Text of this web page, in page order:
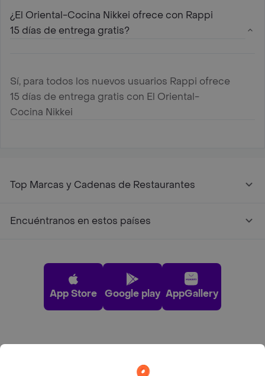
¿El Oriental-Cocina Nikkei ofrece con Rappi
15 días de entrega gratis?
Sí, para todos los nuevos usuarios Rappi ofrece
15 días de entrega gratis con El Oriental-
Cocina Nikkei
Top Marcas y Cadenas de Restaurantes
Encuéntranos en estos países
App Store Google play AppGallery